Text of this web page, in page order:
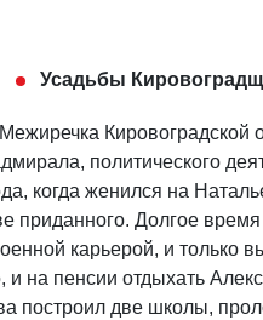
Усадьбы
Кировоградской
политического
когда женился на
приданного. Долгое
карьерой, и только
и на пенсии отдыхать
построил две школы,